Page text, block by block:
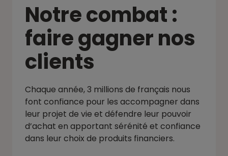
Notre combat :
faire gagner nos
clients
Chaque année, 3 millions de français nous
font confiance pour les accompagner dans
leur projet de vie et défendre leur pouvoir
d’achat en apportant sérénité et confiance
dans leur choix de produits financiers.